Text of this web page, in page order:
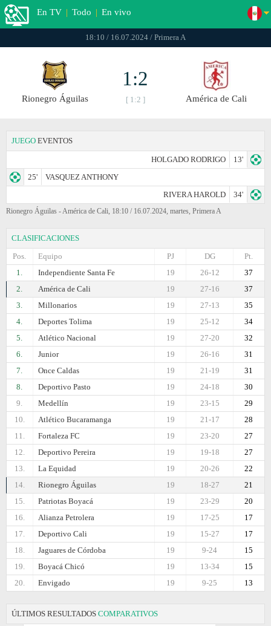
En TV | Todo | En vivo
18:10 / 16.07.2024 / Primera A
Rionegro Águilas
1:2
[ 1:2 ] América de Cali
JUEGO EVENTOS
HOLGADO RODRIGO
13'
25'
VASQUEZ ANTHONY
RIVERA HAROLD
34'
Rionegro Águilas - América de Cali, 18:10 / 16.07.2024, martes, Primera A
CLASIFICACIONES
Pos.
Equipo Pt.
DG
PJ
1.
Independiente Santa Fe 37
26-12
19
2.
América de Cali 37
27-16
19
3.
Millonarios 35
27-13
19
4.
Deportes Tolima 34
25-12
19
5.
Atlético Nacional 32
27-20
19
6.
Junior 31
26-16
19
7.
Once Caldas 31
21-19
19
8.
Deportivo Pasto 30
24-18
19
9.
Medellín 29
23-15
19
10.
Atlético Bucaramanga 28
21-17
19
11.
Fortaleza FC 27
23-20
19
12.
Deportivo Pereira 27
19-18
19
13.
La Equidad 22
20-26
19
14.
Rionegro Águilas 21
18-27
19
15.
Patriotas Boyacá 20
23-29
19
16.
Alianza Petrolera 17
17-25
19
17.
Deportivo Cali 17
15-27
19
18.
Jaguares de Córdoba 15
9-24
19
19.
Boyacá Chicó 15
13-34
19
20.
Envigado 13
9-25
19
ÚLTIMOS RESULTADOS COMPARATIVOS